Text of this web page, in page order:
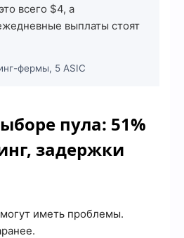
всего $4, а
выплаты стоят
фермы, 5 ASIC
пула: 51%
задержки
иметь проблемы.